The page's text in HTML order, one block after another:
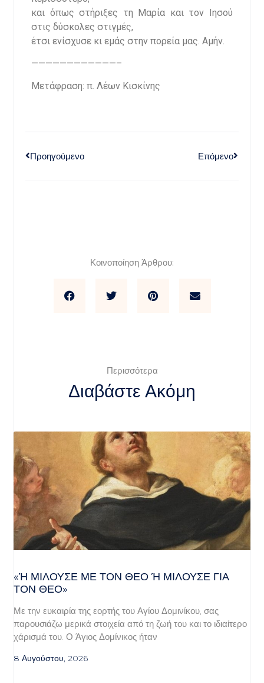
και όπως στήριξες τη Μαρία και τον Ιησού
στις δύσκολες στιγμές,
έτσι ενίσχυσε κι εμάς στην πορεία μας. Αμήν.
————————————–
Μετάφραση: π. Λέων Κισκίνης
Προηγούμενο Επόμενο
Κοινοποίηση Άρθρου:
Περισσότερα
Διαβάστε Ακόμη
«Ή ΜΙΛΟΎΣΕ ΜΕ ΤΟΝ ΘΕΌ Ή ΜΙΛΟΎΣΕ ΓΙΑ ΤΟ
Ν ΘΕΌ»
Με την ευκαιρία της εορτής του Αγίου Δομινίκου, σας
παρουσιάζω μερικά στοιχεία από τη ζωή του και το ιδιαίτερο
χάρισμά του. Ο Άγιος Δομίνικος ήταν
8 Αυγούστου, 2026